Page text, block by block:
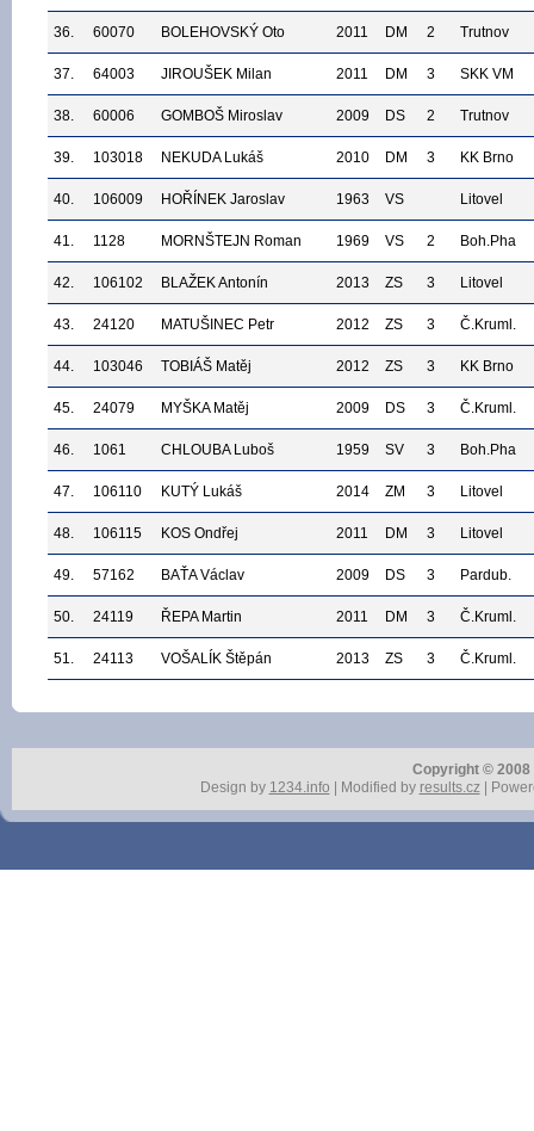
36. 60070 BOLEHOVSKÝ Oto 2011 DM 2 Trutnov
37. 64003 JIROUŠEK Milan 2011 DM 3 SKK VM
38. 60006 GOMBOŠ Miroslav 2009 DS 2 Trutnov
39. 103018 NEKUDA Lukáš 2010 DM 3 KK Brno
40. 106009 HOŘÍNEK Jaroslav 1963 VS Litovel
41. 1128 MORNŠTEJN Roman 1969 VS 2 Boh.Pha
42. 106102 BLAŽEK Antonín 2013 ZS 3 Litovel
43. 24120 MATUŠINEC Petr 2012 ZS 3 Č.Kruml.
44. 103046 TOBIÁŠ Matěj 2012 ZS 3 KK Brno
45. 24079 MYŠKA Matěj 2009 DS 3 Č.Kruml.
46. 1061 CHLOUBA Luboš 1959 SV 3 Boh.Pha
47. 106110 KUTÝ Lukáš 2014 ZM 3 Litovel
48. 106115 KOS Ondřej 2011 DM 3 Litovel
49. 57162 BAŤA Václav 2009 DS 3 Pardub.
50. 24119 ŘEPA Martin 2011 DM 3 Č.Kruml.
51. 24113 VOŠALÍK Štěpán 2013 ZS 3 Č.Kruml.
Copyright ©
Design by 1234.info | Modified by results.cz|